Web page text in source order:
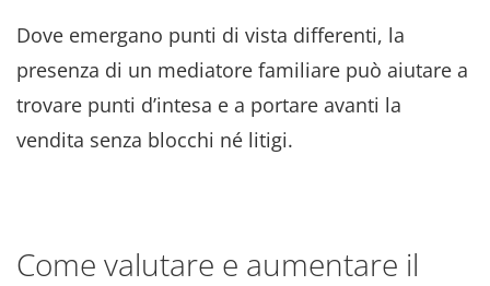
Dove emergano punti di vista differenti, la
presenza di un mediatore familiare può aiutare a
trovare punti d’intesa e a portare avanti la
vendita senza blocchi né litigi.
Come valutare e aumentare il